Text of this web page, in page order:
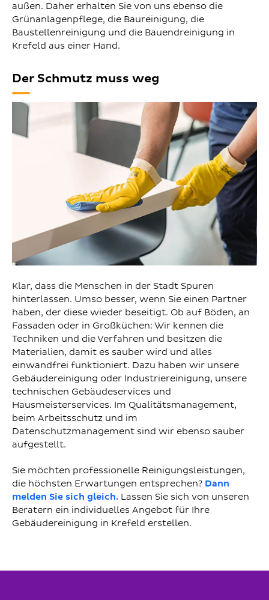
außen. Daher erhalten Sie von uns ebenso die
Grünanlagenpflege, die Baureinigung, die
Baustellenreinigung und die Bauendreinigung in
Krefeld aus einer Hand.
Der Schmutz muss weg
Klar, dass die Menschen in der Stadt Spuren
hinterlassen. Umso besser, wenn Sie einen Partner
haben, der diese wieder beseitigt. Ob auf Böden, an
Fassaden oder in Großküchen: Wir kennen die
Techniken und die Verfahren und besitzen die
Materialien, damit es sauber wird und alles
einwandfrei funktioniert. Dazu haben wir unsere
Gebäudereinigung oder Industriereinigung, unsere
technischen Gebäudeservices und
Hausmeisterservices. Im Qualitätsmanagement,
beim Arbeitsschutz und im
Datenschutzmanagement sind wir ebenso sauber
aufgestellt.
Sie möchten professionelle Reinigungsleistungen,
die höchsten Erwartungen entsprechen? Dann
melden Sie sich gleich. Lassen Sie sich von unseren
Beratern ein individuelles Angebot für Ihre
Gebäudereinigung in Krefeld erstellen.